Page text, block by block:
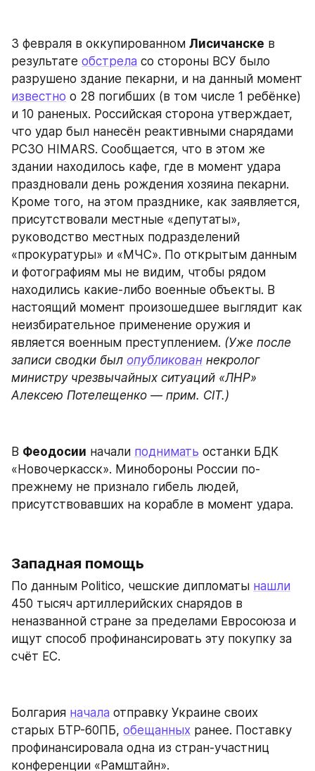
3 февраля в оккупированном Лисичанске в
результате обстрела со стороны ВСУ было
известно о 28 погибших (в том числе 1 ребёнке)
и 10 раненых. Российская сторона утверждает,
что удар был нанесён реактивными снарядами
РСЗО HIMARS. Сообщается, что в этом же
здании находилось кафе, где в момент удара
праздновали день рождения хозяина пекарни.
Кроме того, на этом празднике, как заявляется,
присутствовали местные «депутаты»,
руководство местных подразделений
«прокуратуры» и «МЧС». По открытым данным
и фотографиям мы не видим, чтобы рядом
находились какие-либо военные объекты. В
настоящий момент произошедшее выглядит как
неизбирательное применение оружия и
является военным преступлением. (Уже после
записи сводки был опубликован некролог
министру чрезвычайных ситуаций «ЛНР»
Алексею Потелещенко — прим. CIT.)
В Феодосии начали поднимать останки БДК
«Новочеркасск». Минобороны России по-
прежнему не признало гибель людей,
присутствовавших на корабле в момент удара.
Западная помощь
По данным Politico, чешские дипломаты нашли
450 тысяч артиллерийских снарядов в
неназванной стране за пределами Евросоюза и
ищут способ профинансировать эту покупку за
счёт ЕС.
Болгария начала отправку Украине своих
старых БТР-60ПБ, обещанных ранее. Поставку
профинансировала одна из стран-участниц
конференции «Рамштайн».